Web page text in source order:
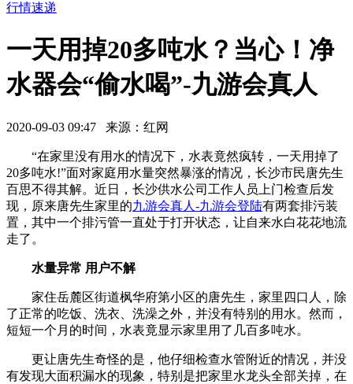
行情速递
一天用掉20多吨水？当心！净
水器会“偷水喝”-九游会真人
2020-09-03 09:47 来源：红网
“在家里没有用水的情况下，水表竟然疯转，一天用掉了
20多吨水!”面对家庭用水量突然暴涨的情况，长沙市民唐先生
百思不得其解。近日，长沙供水公司工作人员上门检查后发
现，原来唐先生家里的九游会真人-九游会登陆有两套排污装
置，其中一个排污管一直处于打开状态，让自来水白花花地流
走了。
水量异常 用户不解
家住岳麓区街道枫华府第小区的唐先生，家里四口人，除
了正常的吃饭、洗衣、洗澡之外，并没有特别的用水。然而，
短短一个月的时间，水表竟显示家里用了几百多吨水。
更让唐先生奇怪的是，他仔细检查水管附近的情况，并没
有发现大面积漏水的现象，特别是把家里水龙头全部关掉，在